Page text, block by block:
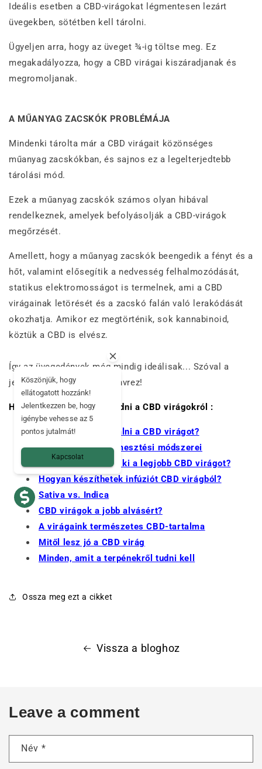
Ideális esetben a CBD-virágokat légmentesen lezárt
üvegekben, sötétben kell tárolni.
Ügyeljen arra, hogy az üveget ¾-ig töltse meg. Ez
megakadályozza, hogy a CBD virágai kiszáradjanak és
megromoljanak.
A MŰANYAG ZACSKÓK PROBLÉMÁJA
Mindenki tárolta már a CBD virágait közönséges
műanyag zacskókban, és sajnos ez a legelterjedtebb
tárolási mód.
Ezek a műanyag zacskók számos olyan hibával
rendelkeznek, amelyek befolyásolják a CBD-virágok
megőrzését.
Amellett, hogy a műanyag zacskók beengedik a fényt és a
hőt, valamint elősegítik a nedvesség felhalmozódását,
statikus elektromosságot is termelnek, ami a CBD
virágainak letörését és a zacskó falán való lerakódását
okozhatja. Amikor ez megtörténik, sok kannabinoid,
köztük a CBD is elvész.
Így az üvegedények még mindig ideálisak... Szóval a
jelekre, készüljetek... Chanvrez!
Ha többet szeretne megtudni a CBD virágokról :
Hogyan kell használni a CBD virágot?
A CBD virágok termesztési módszerei
Hogyan válasszam ki a legjobb CBD virágot?
Hogyan készíthetek infúziót CBD virágból?
Sativa vs. Indica
CBD virágok a jobb alvásért?
A virágaink természetes CBD-tartalma
Mitől lesz jó a CBD virág
Minden, amit a terpénekről tudni kell
Ossza meg ezt a cikket
Vissza a bloghoz
Leave a comment
Név *
Köszönjük, hogy
ellátogatott hozzánk!
Jelentkezzen be, hogy
igénybe vehesse az 5
pontos jutalmát!
Kapcsolat